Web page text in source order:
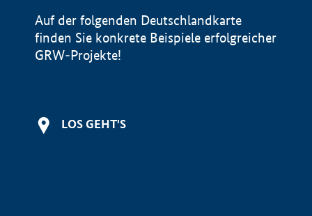
Auf der folgenden Deutschlandkarte
finden Sie konkrete Beispiele erfolgreicher
GRW-Projekte!
LOS GEHT'S